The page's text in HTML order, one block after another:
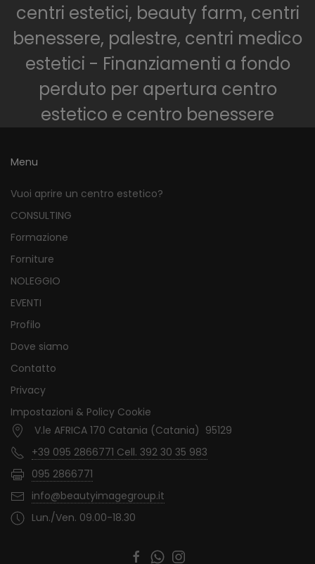
centri estetici, beauty farm, centri
benessere, palestre, centri medico
estetici - Finanziamenti a fondo
perduto per apertura centro
estetico e centro benessere
Menu
Vuoi aprire un centro estetico?
CONSULTING
Formazione
Forniture
NOLEGGIO
EVENTI
Profilo
Dove siamo
Contatto
Privacy
Impostazioni & Policy Cookie
V.le AFRICA 170 Catania (Catania) 95129
+39 095 2866771 Cell. 392 30 35 983
095 2866771
info@beautyimagegroup.it
Lun./Ven. 09.00-18.30